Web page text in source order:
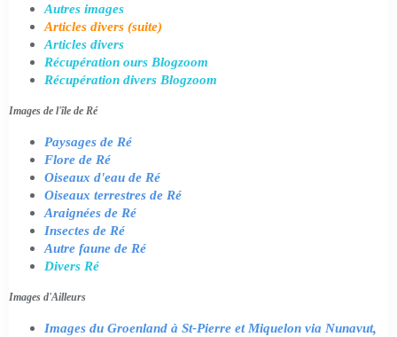
Autres images
Articles divers (suite)
Articles divers
Récupération ours Blogzoom
Récupération divers Blogzoom
Images de l'île de Ré
Paysages de Ré
Flore de Ré
Oiseaux d'eau de Ré
Oiseaux terrestres de Ré
Araignées de Ré
Insectes de Ré
Autre faune de Ré
Divers Ré
Images d'Ailleurs
Images du Groenland à St-Pierre et Miquelon via Nunavut,